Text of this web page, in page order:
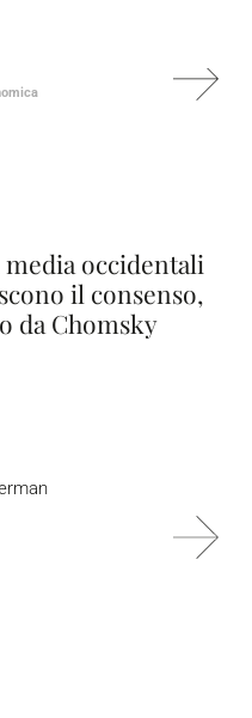
media occidentali
il consenso,
da Chomsky